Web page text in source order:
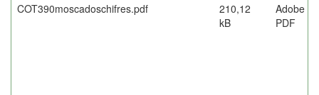
COT390moscadoschifres.pdf
210,12
kB
Adobe
PDF